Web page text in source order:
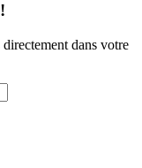
dans votre